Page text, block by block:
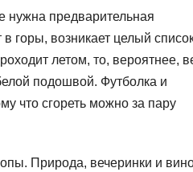
нужна предварительная
горы, возникает целый
летом, то, вероятнее,
подошвой. Футболка и
что сгореть можно за пару
Природа, вечеринки и